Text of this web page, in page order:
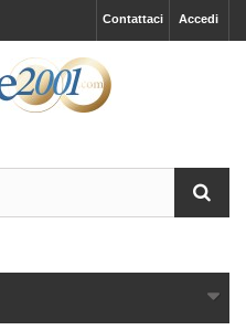
Accedi
Contattaci